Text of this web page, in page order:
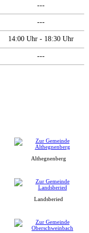
---
---
14:00 Uhr - 18:30 Uhr
---
Althegnenberg
Landsberied